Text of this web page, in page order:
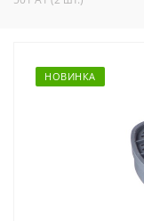
НОВИНКА